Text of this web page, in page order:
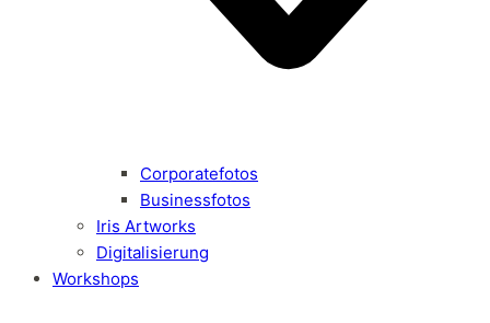
Corporatefotos
Businessfotos
Iris Artworks
Digitalisierung
Workshops